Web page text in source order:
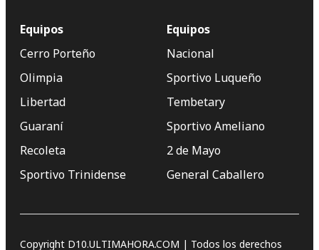
Equipos
Cerro Porteño
Olimpia
Libertad
Guaraní
Recoleta
Sportivo Trinidense
Equipos
Nacional
Sportivo Luqueño
Tembetary
Sportivo Ameliano
2 de Mayo
General Caballero
Copyright D10.ULTIMAHORA.COM | Todos los derechos